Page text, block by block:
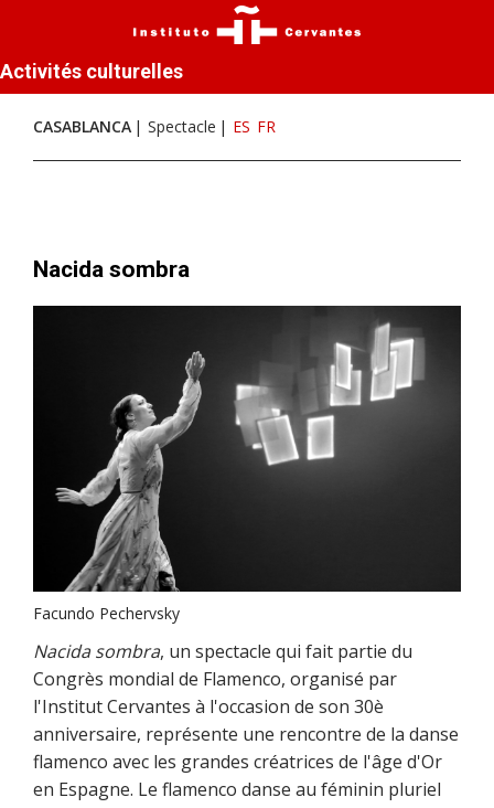
Activités culturelles
CASABLANCA Spectacle ES FR
Nacida sombra
Facundo Pechervsky
Nacida sombra, un spectacle qui fait partie du
Congrès mondial de Flamenco, organisé par
l'Institut Cervantes à l'occasion de son 30è
anniversaire, représente une rencontre de la danse
flamenco avec les grandes créatrices de l'âge d'Or
en Espagne. Le flamenco danse au féminin pluriel